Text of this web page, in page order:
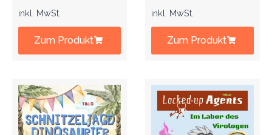
inkl. MwSt.
Zum Produkt
inkl. MwSt.
Zum Produkt